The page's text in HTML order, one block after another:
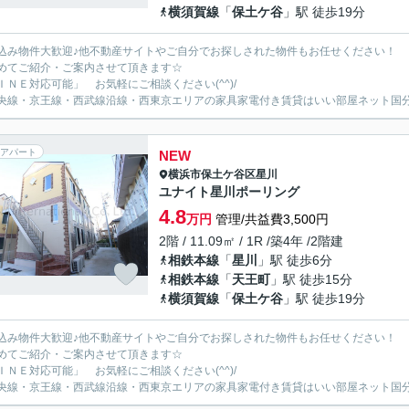
横須賀線 「保土ケ谷 」駅 徒歩19分
み物件大歓迎♪他不動産サイトやご自分でお探しされた物件もお任せください！
てご紹介・ご案内させて頂きます☆
ＮＥ対応可能」 お気軽にご相談ください(^^)/
線・京王線・西武線沿線・西東京エリアの家具家電付き賃貸はいい部屋ネット国
アパート NEW
横浜市保土ケ谷区星川
ユナイト星川ポーリング
4.8万円 管理/共益費3,500円
2階 / 11.09㎡ / 1R /築4年 /2階建
相鉄本線 「星川
」駅 徒歩6分
相鉄本線 「天王町」駅 徒歩15分
横須賀線 「保土ケ谷 」駅 徒歩19分
み物件大歓迎♪他不動産サイトやご自分でお探しされた物件もお任せください！
てご紹介・ご案内させて頂きます☆
ＮＥ対応可能」 お気軽にご相談ください(^^)/
線・京王線・西武線沿線・西東京エリアの家具家電付き賃貸はいい部屋ネット国